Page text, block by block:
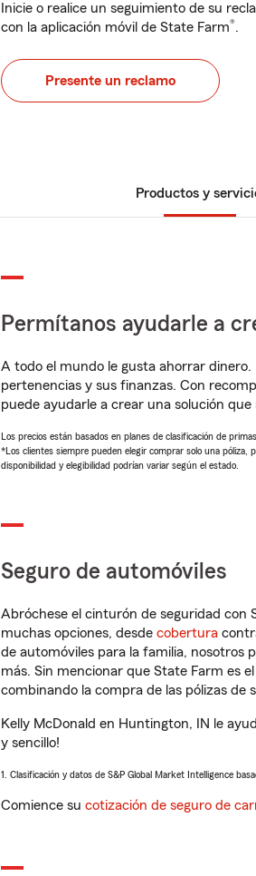
Inicie o realice un seguimiento de su
con la aplicación móvil de State Farm®.
Presente un reclamo
Productos y
Permítanos ayudarle a
A todo el mundo le gusta ahorrar
pertenencias y sus finanzas. Con
puede ayudarle a crear una solución
Los precios están basados en planes de clasificación de
*Los clientes siempre pueden elegir comprar solo una póliza,
disponibilidad y elegibilidad podrían variar según el estado.
Seguro de automóviles
Abróchese el cinturón de seguridad con
muchas opciones, desde cobertura
de automóviles para la familia, nosotros
más. Sin mencionar que State Farm es
combinando la compra de las pólizas de
Kelly McDonald en Huntington, IN le
y sencillo!
1. Clasificación y datos de S&P Global Market Intelligence
Comience su cotización de seguro de